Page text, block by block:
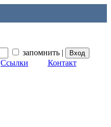
запомнить |
Ссылки Контакт